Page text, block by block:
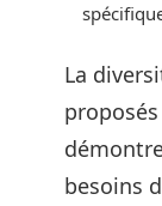
La
besoins